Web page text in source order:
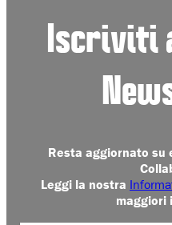
Iscriviti
Resta aggiornato su
Leggi la nostra
maggiori